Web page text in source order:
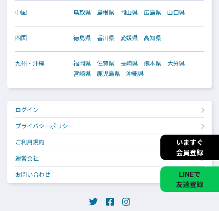
いますぐ
会員登録
LINEで
友達登録
中国 鳥取県 島根県 岡山県 広島県 山口県
四国 徳島県 香川県 愛媛県 高知県
九州・沖縄 福岡県 佐賀県 長崎県 熊本県
大分県
宮崎県
鹿児島県 沖縄県
ログイン
プライバシーポリシー
ご利用規約
運営会社
お問い合わせ